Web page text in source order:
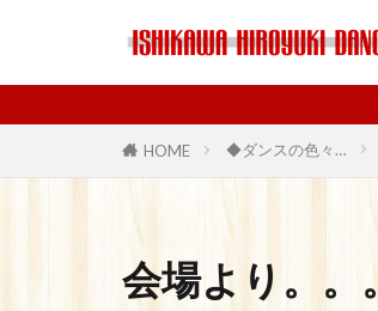
HOME ◆ダンスの色々…
会場より。。。